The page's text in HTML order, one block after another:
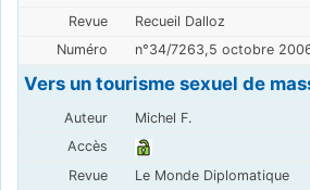
Recueil Dalloz
n°34/7263,5 octobre
Vers un tourisme sexuel de
Michel F.
Le Monde Diplomatique